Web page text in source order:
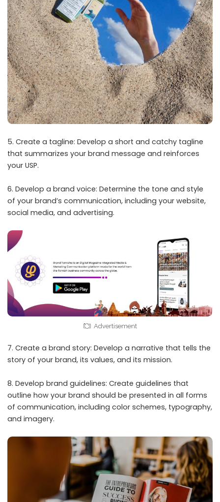
5. Create a tagline: Develop a short and catchy tagline
that summarizes your brand message and reinforces
your USP.
6. Develop a brand voice: Determine the tone and style
of your brand’s communication, including your website,
social media, and advertising.
Advertisement
7. Create a brand story: Develop a narrative that tells the
story of your brand, its values, and its mission.
8. Develop brand guidelines: Create guidelines that
outline how your brand should be presented in all forms
of communication, including color schemes, typography,
and imagery.